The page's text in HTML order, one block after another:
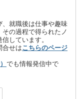
就職後は仕事や趣味
の過程で得られたノ
しています。
合せはこちらのページ
でも情報発信中で